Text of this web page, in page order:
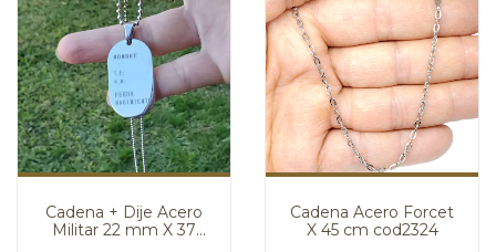
Cadena + Dije Acero
Militar 22 mm X 37
Cadena Acero Forcet
X 45 cm cod2324